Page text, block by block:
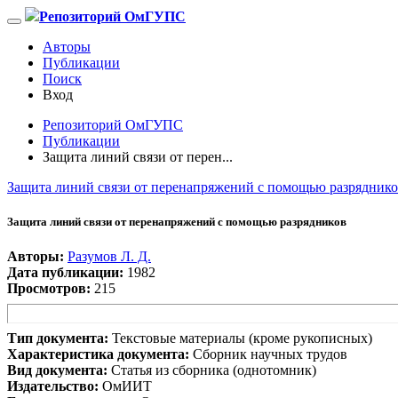
Репозиторий ОмГУПС
Авторы
Публикации
Поиск
Вход
Репозиторий ОмГУПС
Публикации
Защита линий связи от перен...
Защита линий связи от перенапряжений с помощью
Защита линий связи от перенапряжений с помощью разрядников
Авторы: Разумов Л. Д.
Дата публикации: 1982
Просмотров: 215
Тип документа: Текстовые материалы (кроме рукописных)
Характеристика документа: Сборник научных трудов
Вид документа: Статья из сборника (однотомник)
Издательство: ОмИИТ